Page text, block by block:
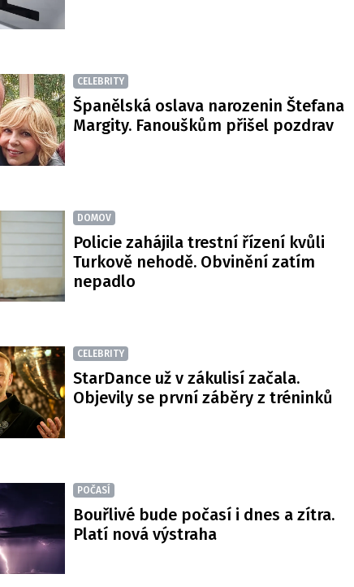
CELEBRITY
Španělská oslava narozenin Štefana
Margity. Fanouškům přišel pozdrav
DOMOV
Policie zahájila trestní řízení kvůli
Turkově nehodě. Obvinění zatím
nepadlo
CELEBRITY
StarDance už v zákulisí začala.
Objevily se první záběry z tréninků
POČASÍ
Bouřlivé bude počasí i dnes a zítra.
Platí nová výstraha